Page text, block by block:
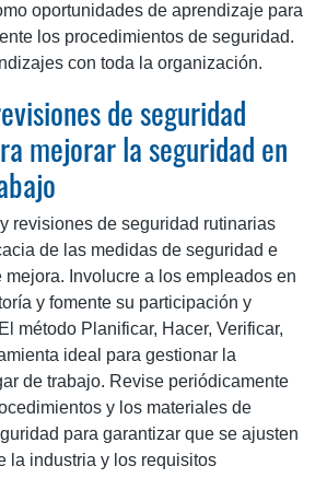
oportunidades de aprendizaje para
los procedimientos de seguridad.
con toda la organización.
de seguridad
mejorar la seguridad en
revisiones de seguridad rutinarias
de las medidas de seguridad e
mejora. Involucre a los empleados en
y fomente su participación y
método Planificar, Hacer, Verificar,
ideal para gestionar la
de trabajo. Revise periódicamente
y los materiales de
para garantizar que se ajusten
la industria y los requisitos